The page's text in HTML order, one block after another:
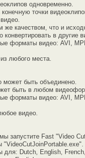
одновременно.
точки
же качеством, что и
конвертировать в другие
форматы видео: AVI,
любого места.
может быть объединено.
быть в любом
форматы видео: AVI,
видео.
запустите Fast "Video
"VideoCutJoinPortable.exe".
для: Dutch, English,